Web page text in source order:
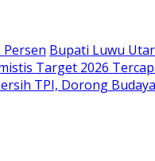
Persen Bupati Luwu
Target 2026
TPI, Dorong